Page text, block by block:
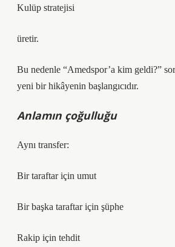
Kulüp stratejisi
üretir.
Bu nedenle “Amedspor’a kim geldi?”
yeni bir hikâyenin başlangıcıdır.
Anlamın çoğulluğu
Aynı transfer:
Bir taraftar için umut
Bir başka taraftar için şüphe
Rakip için tehdit